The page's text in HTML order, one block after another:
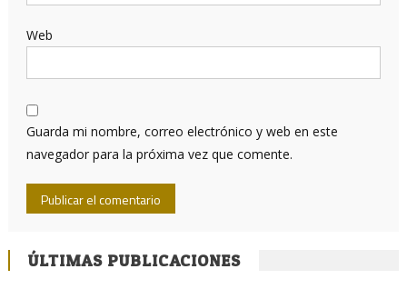
Web
Guarda mi nombre, correo electrónico y web en este
navegador para la próxima vez que comente.
ÚLTIMAS PUBLICACIONES